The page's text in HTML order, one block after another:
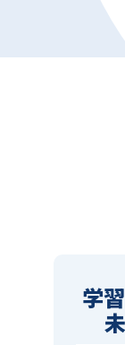
学